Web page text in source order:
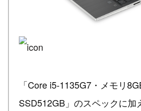
「Core i5-1135G7・メモリ
SSD512GB」のスペックに加